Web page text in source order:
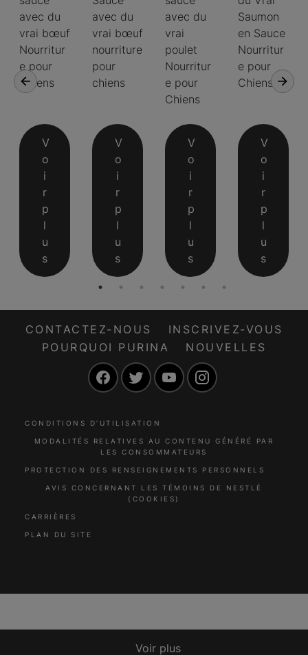
Voir plus
avec du
vrai bœuf
Nourritur
e pour
Chiens
V
o
i
r
p
l
u
s
avec du
vrai bœuf
nourriture
pour
chiens
V
o
i
r
p
l
u
s
avec du
vrai
poulet
Nourritur
e pour
Chiens
V
o
i
r
p
l
u
s
Saumon
en Sauce
Nourritur
e pour
Chiens
V
o
i
r
p
l
u
s
CONTACTEZ-NOUS
INSCRIVEZ-VOUS
POURQUOI PURINA
NOUVELLES
FacebookTwitter YouTube
CONDITIONS D’UTILISATION
MODALITÉS RELATIVES AU CONTENU GÉNÉRÉ PAR
LES CONSOMMATEURS
PROTECTION DES RENSEIGNEMENTS PERSONNELS
AVIS CONCERNANT LES TÉMOINS DE NESTLÉ
(COOKIES)
CARRIÈRES
PLAN DU SITE